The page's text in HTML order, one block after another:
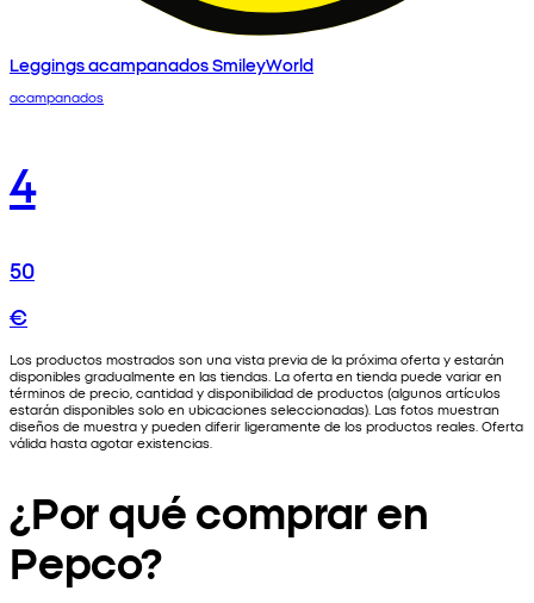
Leggings acampanados SmileyWorld
acampanados
4
50
€
Los productos mostrados son una vista previa de la próxima oferta y estarán
disponibles gradualmente en las tiendas. La oferta en tienda puede variar en
términos de precio, cantidad y disponibilidad de productos (algunos artículos
estarán disponibles solo en ubicaciones seleccionadas). Las fotos muestran
diseños de muestra y pueden diferir ligeramente de los productos reales. Oferta
válida hasta agotar existencias.
¿Por qué comprar en
Pepco?